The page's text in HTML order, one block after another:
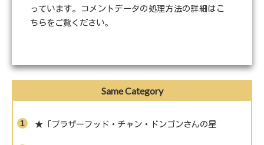
っています。
コメントデータの処理方法の詳細はこ
ちらをご覧ください。
Same Category
★「ブラザーフッド・チャン・ドンゴンさんの星